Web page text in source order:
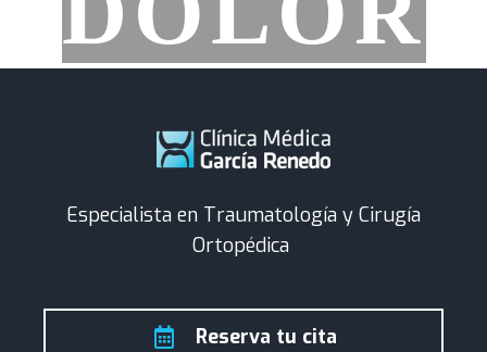
Especialista en Traumatología y Cirugía
Ortopédica
Reserva tu cita